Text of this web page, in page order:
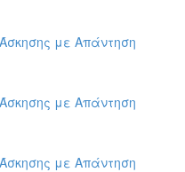
με Απάντηση
με Απάντηση
με Απάντηση